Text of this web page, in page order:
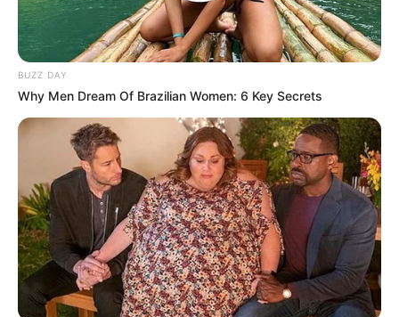
BUZZ DAY
Why Men Dream Of Brazilian Women: 6 Key Secrets